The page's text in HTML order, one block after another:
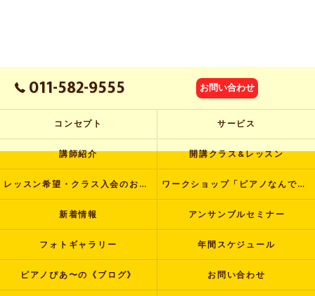
011-582-9555 お問い合わせ
コンセプト サービス
講師紹介 開講クラス&レッスン
レッスン希望・クラス入会のお申し込み ワークショップ「ピアノなんでも塾」
新着情報 アンサンブルセミナー
フォトギャラリー 年間スケジュール
ピアノぴあ〜の《ブログ》 お問い合わせ